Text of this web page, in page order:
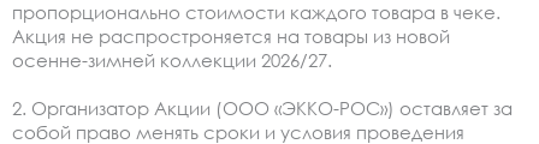
пропорционально стоимости каждого товара в чеке.
Акция не распростроняется на товары из новой
осенне-зимней коллекции 2026/27.
2. Организатор Акции (ООО «ЭККО-РОС») оставляет за
собой право менять сроки и условия проведения